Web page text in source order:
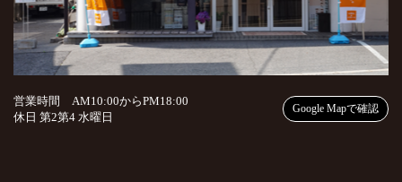
営業時間 AM10:00からPM18:00
休日 第2第4 水曜日
Google Mapで確認